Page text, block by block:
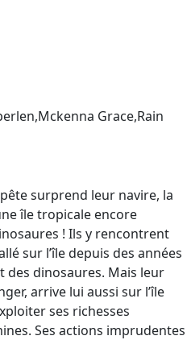
Grace,Rain
surprend leur navire, la
île tropicale encore
! Ils y rencontrent
sur l’île depuis des années
des dinosaures. Mais leur
arrive lui aussi sur l’île
ses richesses
Ses actions imprudentes